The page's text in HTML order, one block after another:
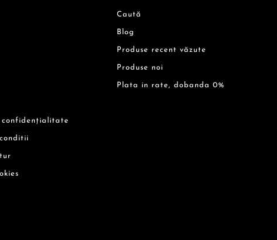
confidențialitate
conditii
Caută
Blog
Produse recent văzute
Produse noi
Plata in rate, dobanda 0%